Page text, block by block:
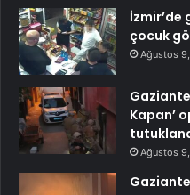
İzmir’de
çocuk
Ağustos
Kapan’
Ağustos